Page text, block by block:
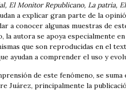
El Monitor Republicano, La patria,
a explicar gran parte de la
a conocer algunas muestras de
la autora se apoya especialmente
que son reproducidas en el
ayudan a comprender el uso y
de este fenómeno, se
Juárez, principalmente la